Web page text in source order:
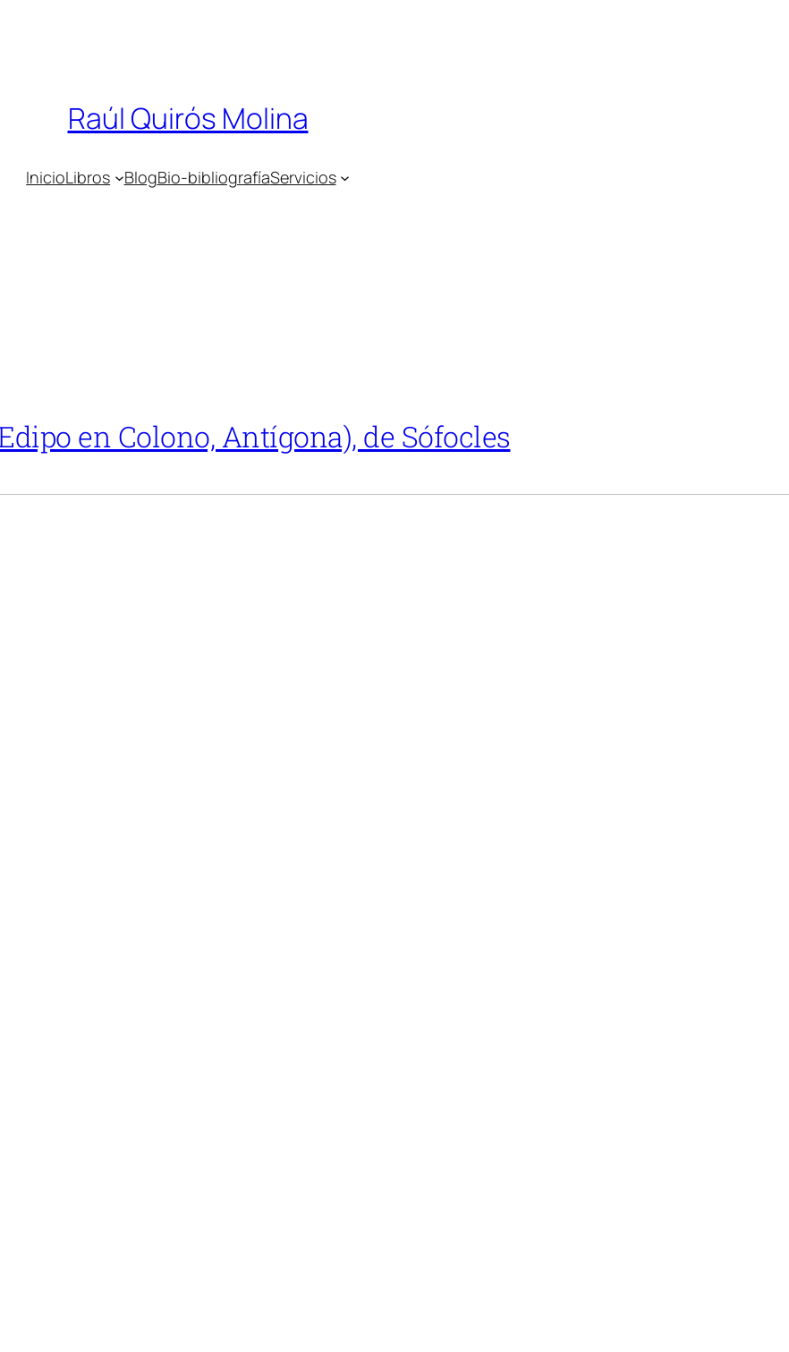
Raúl Quirós Molina
InicioLibros BlogBio-bibliografíaServicios
en Colono, Antígona), de Sófocles